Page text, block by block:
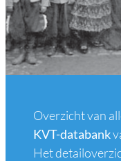
Overzicht van
KVT-databank
Het